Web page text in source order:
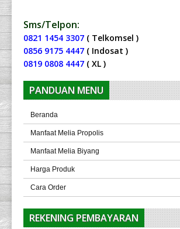
Sms/Telpon:
0821 1454 3307 ( Telkomsel )
0856 9175 4447 ( Indosat )
0819 0808 4447 ( XL )
PANDUAN MENU
Beranda
Manfaat Melia Propolis
Manfaat Melia Biyang
Harga Produk
Cara Order
REKENING PEMBAYARAN